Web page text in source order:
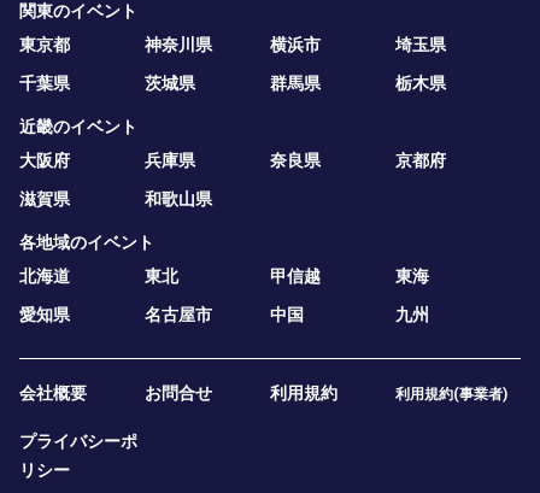
関東のイベント
東京都
神奈川県 横浜市
埼玉県
千葉県
茨城県 群馬県 栃木県
近畿のイベント
大阪府
兵庫県 奈良県
京都府
滋賀県
和歌山県
各地域のイベント
北海道
東北 甲信越
東海
愛知県
名古屋市 中国 九州
会社概要 お問合せ 利用規約 利用規約(事業者)
プライバシーポ
リシー